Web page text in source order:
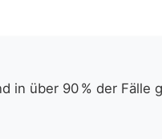
in über 90 % der Fälle